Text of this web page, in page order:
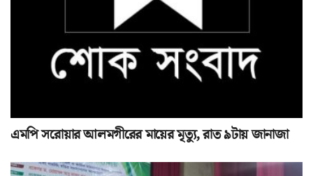
এমপি সরোয়ার আলমগীরের মায়ের মৃত্যু, রাত ৯টায় জানাজা